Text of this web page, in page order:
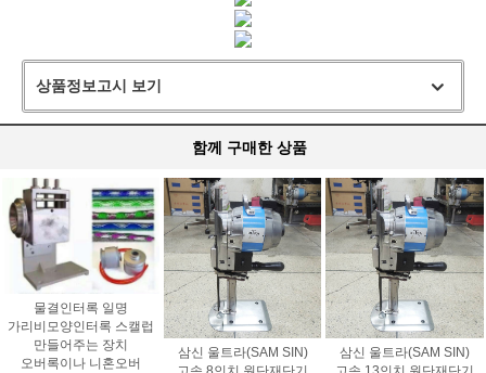
상품정보고시 보기
함께 구매한 상품
물결인터록 일명
가리비모양인터록 스캘럽
만들어주는 장치
오버록이나 니혼오버
삼신 울트라(SAM SIN)
삼신 울트라(SAM SIN)